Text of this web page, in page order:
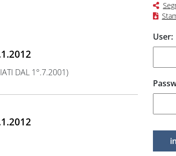
DAL 1°.7.2001)
User: